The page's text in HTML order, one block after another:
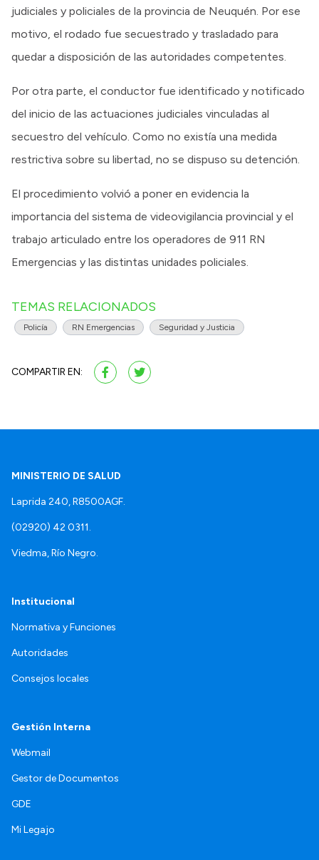
judiciales y policiales de la provincia de Neuquén. Por ese
motivo, el rodado fue secuestrado y trasladado para
quedar a disposición de las autoridades competentes.
Por otra parte, el conductor fue identificado y notificado
del inicio de las actuaciones judiciales vinculadas al
secuestro del vehículo. Como no existía una medida
restrictiva sobre su libertad, no se dispuso su detención.
El procedimiento volvió a poner en evidencia la
importancia del sistema de videovigilancia provincial y el
trabajo articulado entre los operadores de 911 RN
Emergencias y las distintas unidades policiales.
TEMAS RELACIONADOS
Policía RN Emergencias Seguridad y Justicia
COMPARTIR EN:
MINISTERIO DE SALUD
Laprida 240, R8500AGF.
(02920) 42 0311.
Viedma, Río Negro.
Institucional
Normativa y Funciones
Autoridades
Consejos locales
Gestión Interna
Webmail
Gestor de Documentos
GDE
Mi Legajo